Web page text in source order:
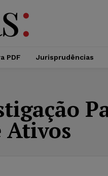
PDF Jurisprudências
Ativos